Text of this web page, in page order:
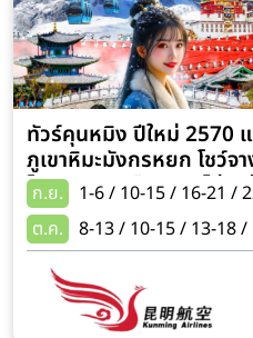
ทัวร์คุนหมิง ปีใหม่ 2570
ภูเขาหิมะมังกรหยก โชว์จ
โจน 6 วัน 5 คืน (ทัวร์ไม่ลง
ความเร็วสูง-รวมรถขนกระเ
ก.ย.
1-6 / 10-15 / 16-21 /
ต.ค.
8-13 / 10-15 / 13-18 /